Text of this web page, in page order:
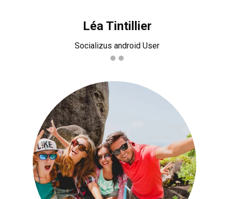
Léa Tintillier
Socializus android User